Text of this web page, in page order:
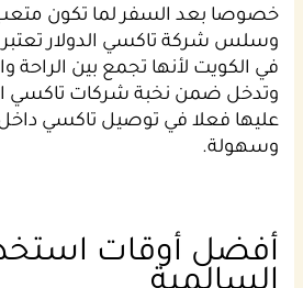
خصوصا بعد السفر لما تكون
وسلس شركة تاكسي الدولار
في الكويت لأنها تجمع بين الراحة
وتدخل ضمن نخبة شركات تاكسي
عليها فعلا في توصيل تاكسي
وسهولة.
أفضل أوقات